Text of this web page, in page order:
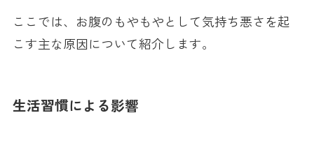
ここでは、お腹のもやもやとして気持ち悪さを起
こす主な原因について紹介します。
生活習慣による影響